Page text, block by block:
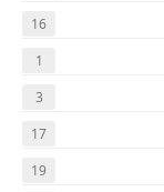
16
1
3
17
19